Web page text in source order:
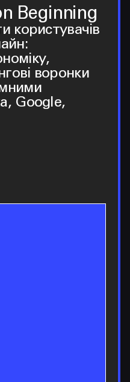
Beginning
користувачів
воронки
Google,